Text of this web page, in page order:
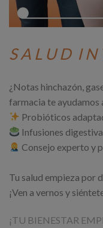
S A L U D I N
¿Notas hinchazón,
farmacia te ayudamos
Probióticos
Infusiones
Consejo experto y
Tu salud empieza por
¡Ven a vernos y
¡TU BIENESTAR